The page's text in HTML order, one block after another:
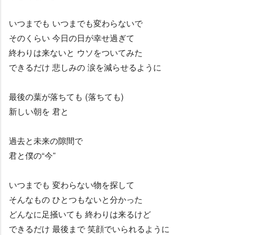
いつまでも いつまでも変わらないで
そのくらい 今日の日が幸せ過ぎて
終わりは来ないと ウソをついてみた
できるだけ 悲しみの 涙を減らせるように
最後の葉が落ちても (落ちても)
新しい朝を 君と
過去と未来の隙間で
君と僕の“今”
いつまでも 変わらない物を探して
そんなもの ひとつもないと分かった
どんなに足掻いても 終わりは来るけど
できるだけ 最後まで 笑顔でいられるように